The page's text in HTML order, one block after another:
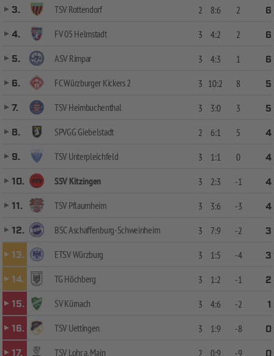
3.
TSV Rottendorf 2 8:6 2
6
4.
FV 05 Helmstadt 3 4:2 2
6
5.
ASV Rimpar 3 4:3 1
6
6.
FC Würzburger Kickers 2 3 10:2 8
5
7.
TSV Heimbuchenthal 3 3:0 3
5
8.
SPVGG Giebelstadt 2 6:1 5
4
9.
TSV Unterpleichfeld 3 1:1 0
4
10.
SSV Kitzingen 3 2:3 -1
4
11.
TSV Pflaumheim 3 3:6 -3
4
12.
BSC Aschaffenburg-Schweinheim 3 7:9 -2
3
13.
ETSV Würzburg 3 1:5 -4
3
14.
TG Höchberg 3 1:2 -1
2
15.
SV Kürnach 3 4:6 -2
1
16.
TSV Uettingen 3 1:9 -8
0
TSV Lohr a. Main 2 0:9 -9